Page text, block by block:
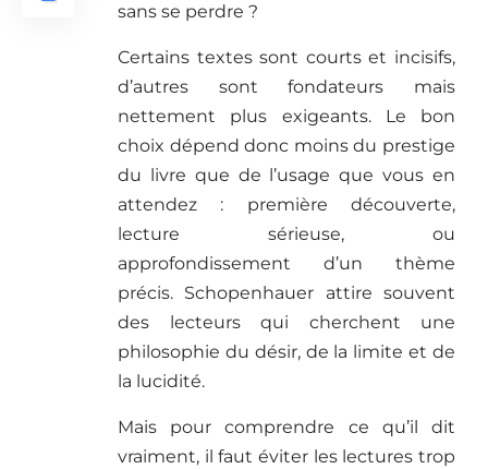
sans se perdre ?
Certains textes sont courts et incisifs,
d’autres sont fondateurs mais
nettement plus exigeants. Le bon
choix dépend donc moins du prestige
du livre que de l’usage que vous en
attendez : première découverte,
lecture sérieuse, ou
approfondissement d’un thème
précis. Schopenhauer attire souvent
des lecteurs qui cherchent une
philosophie du désir, de la limite et de
la lucidité.
Mais pour comprendre ce qu’il dit
vraiment, il faut éviter les lectures trop